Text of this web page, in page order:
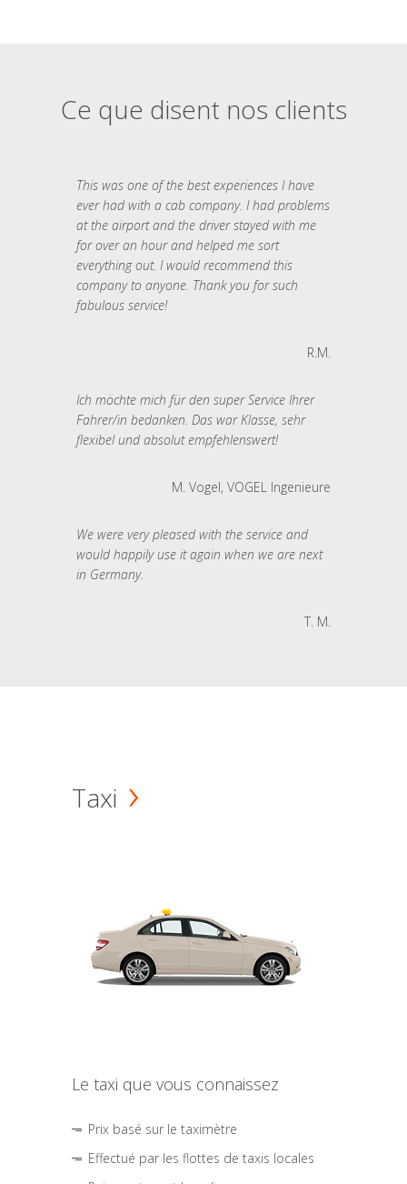
Ce que disent nos clients
This was one of the best experiences I have
ever had with a cab company. I had problems
at the airport and the driver stayed with me
for over an hour and helped me sort
everything out. I would recommend this
company to anyone. Thank you for such
fabulous service!
R.M.
Ich möchte mich für den super Service Ihrer
Fahrer/in bedanken. Das war Klasse, sehr
flexibel und absolut empfehlenswert!
M. Vogel, VOGEL Ingenieure
We were very pleased with the service and
would happily use it again when we are next
in Germany.
T. M.
Taxi
Le taxi que vous connaissez
Prix basé sur le taximètre
Effectué par les flottes de taxis locales